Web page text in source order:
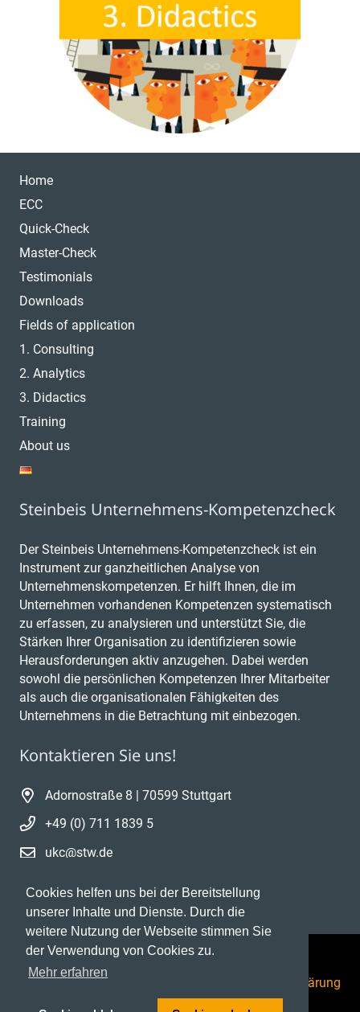
Cookies helfen uns bei der Bereitstellung
unserer Inhalte und Dienste. Durch die
weitere Nutzung der Webseite stimmen Sie
der Verwendung von Cookies zu.
Mehr erfahren
Home
ECC
Quick-Check
Master-Check
Testimonials
Downloads
Fields of application
1. Consulting
2. Analytics
3. Didactics
Training
About us
Steinbeis Unternehmens-Kompetenzcheck
Der Steinbeis Unternehmens-Kompetenzcheck ist ein
Instrument zur ganzheitlichen Analyse von
Unternehmenskompetenzen. Er hilft Ihnen, die im
Unternehmen vorhandenen Kompetenzen systematisch
zu erfassen, zu analysieren und unterstützt Sie, die
Stärken Ihrer Organisation zu identifizieren sowie
Herausforderungen aktiv anzugehen. Dabei werden
sowohl die persönlichen Kompetenzen Ihrer Mitarbeiter
als auch die organisationalen Fähigkeiten des
Unternehmens in die Betrachtung mit einbezogen.
Kontaktieren Sie uns!
Adornostraße 8 | 70599 Stuttgart
+49 (0) 711 1839 5
ukc@stw.de
Datenschutzerklärung